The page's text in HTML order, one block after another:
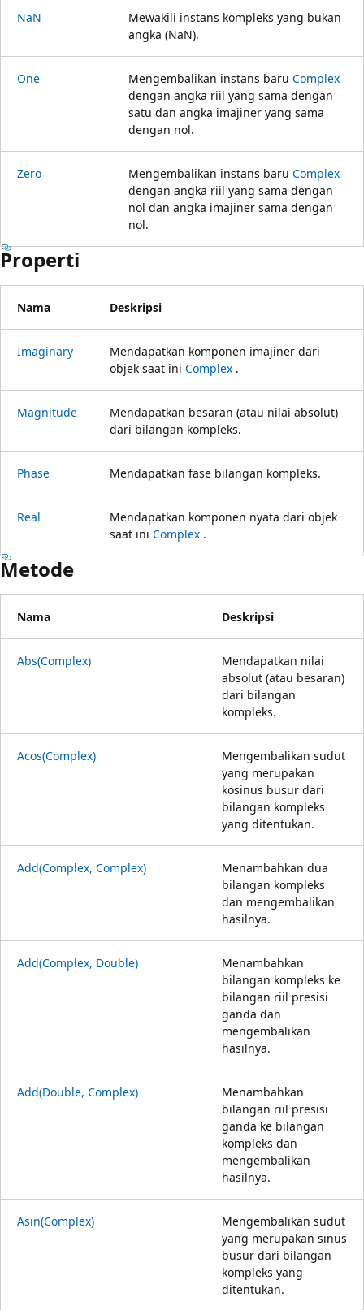
NaN
Mewakili instans kompleks yang bukan
angka (NaN).
One Mengembalikan instans baru Complex
dengan angka riil yang sama dengan
satu dan angka imajiner yang sama
dengan nol.
Zero Mengembalikan instans baru Complex
dengan angka riil yang sama dengan
nol dan angka imajiner sama dengan
nol.
Properti
Nama Deskripsi
Imaginary
Mendapatkan komponen imajiner dari
objek saat ini Complex .
Magnitude
Mendapatkan besaran (atau nilai absolut)
dari bilangan kompleks.
Phase Mendapatkan fase bilangan kompleks.
Real
Mendapatkan komponen nyata dari objek
saat ini Complex .
Metode
Nama Deskripsi
Abs(Complex)
Mendapatkan nilai
absolut (atau besaran)
dari bilangan
kompleks.
Acos(Complex)
Mengembalikan sudut
yang merupakan
kosinus busur dari
bilangan kompleks
yang ditentukan.
Add(Complex, Complex)
Menambahkan dua
bilangan kompleks
dan mengembalikan
hasilnya.
Add(Complex, Double)
Menambahkan
bilangan kompleks ke
bilangan riil presisi
ganda dan
mengembalikan
hasilnya.
Add(Double, Complex)
Menambahkan
bilangan riil presisi
ganda ke bilangan
kompleks dan
mengembalikan
hasilnya.
Asin(Complex)
Mengembalikan sudut
yang merupakan sinus
busur dari bilangan
kompleks yang
ditentukan.